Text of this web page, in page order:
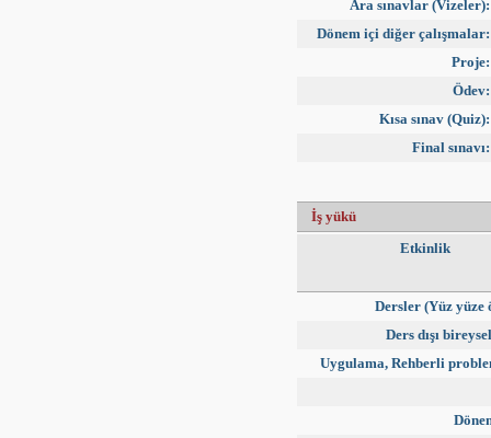
Ara sınavlar (Vizeler):
Dönem içi diğer çalışmalar:
Proje:
Ödev:
Kısa sınav (Quiz):
Final sınavı:
İş yükü
Etkinlik
Dersler (Yüz yüze
Ders dışı
Uygulama, Rehberli